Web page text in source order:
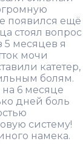
появился ещё
стоял вопрос
5 месяцев я
мочи
катетер,
болям.
на 6 месяце
дней боль
систему!
намека.